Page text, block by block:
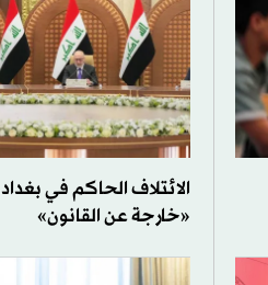
الائتلاف الحاكم في
«خارجة عن القانون»